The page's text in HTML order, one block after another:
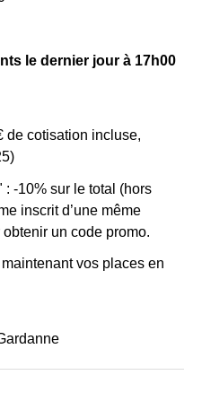
le dernier jour à 17h00
de cotisation incluse,
: -10% sur le total (hors
inscrit d’une même
un code promo.
vos places en